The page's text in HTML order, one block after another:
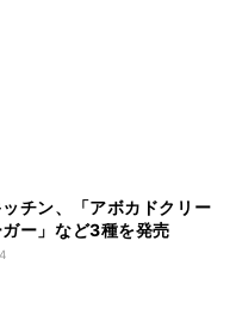
チン、「アボカドクリー
ー」など3種を発売